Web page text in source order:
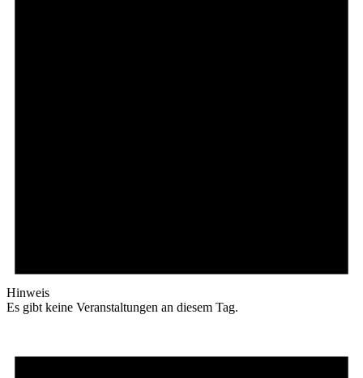
Hinweis
Es gibt keine Veranstaltungen an diesem Tag.